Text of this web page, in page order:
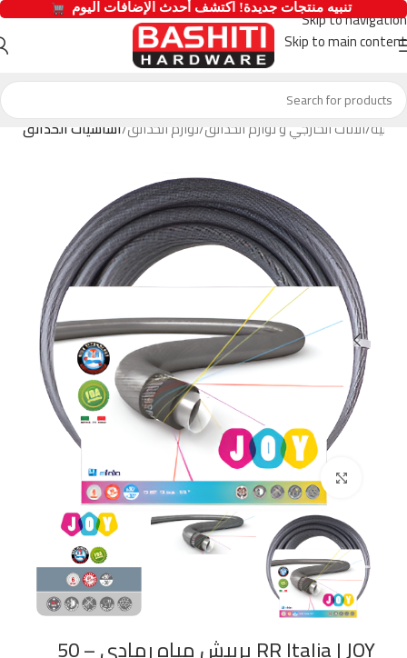
Skip to navigation
Skip to main content
الاثاث الخارجي و لوازم الحدائق لوازم الحدائق أساسيات الحدائق
Click to enlarge
RR Italia | JOY بربيش مياه رمادي – 50
  تنبيه منتجات جديدة! اكتشف أحدث الإضافات اليوم